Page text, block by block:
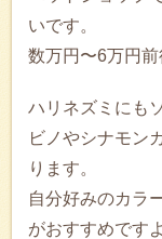
いです。
数万円〜6万円前
ハリネズミにも
ビノやシナモン
ります。
自分好みのカラ
がおすすめですよ